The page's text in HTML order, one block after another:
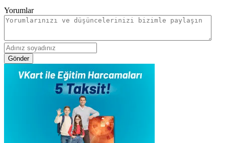
Yorumlar
Gönder